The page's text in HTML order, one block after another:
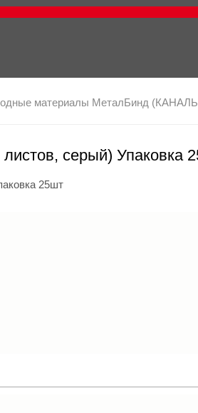
материалы МеталБинд
серый) Упаковка